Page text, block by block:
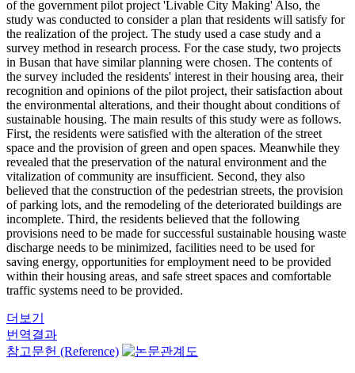
of the government pilot project 'Livable City Making' Also, the
study was conducted to consider a plan that residents will satisfy for
the realization of the project. The study used a case study and a
survey method in research process. For the case study, two projects
in Busan that have similar planning were chosen. The contents of
the survey included the residents' interest in their housing area, their
recognition and opinions of the pilot project, their satisfaction about
the environmental alterations, and their thought about conditions of
sustainable housing. The main results of this study were as follows.
First, the residents were satisfied with the alteration of the street
space and the provision of green and open spaces. Meanwhile they
revealed that the preservation of the natural environment and the
vitalization of community are insufficient. Second, they also
believed that the construction of the pedestrian streets, the provision
of parking lots, and the remodeling of the deteriorated buildings are
incomplete. Third, the residents believed that the following
provisions need to be made for successful sustainable housing waste
discharge needs to be minimized, facilities need to be used for
saving energy, opportunities for employment need to be provided
within their housing areas, and safe street spaces and comfortable
traffic systems need to be provided.
더보기
번역결과
참고문헌 (Reference)